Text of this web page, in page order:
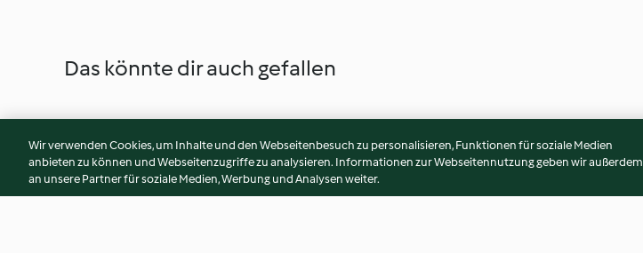
Das könnte dir auch gefallen
Wir verwenden Cookies, um Inhalte und den Webseitenbesuch zu personalisieren, Funktionen für soziale Medien
anbieten zu können und Webseitenzugriffe zu analysieren. Informationen zur Webseitennutzung geben wir außerdem
an unsere Partner für soziale Medien, Werbung und Analysen weiter.